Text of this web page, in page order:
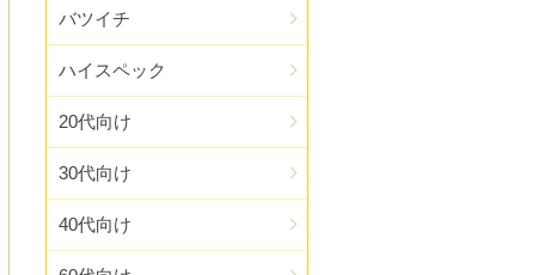
バツイチ
ハイスペック
20代向け
30代向け
40代向け